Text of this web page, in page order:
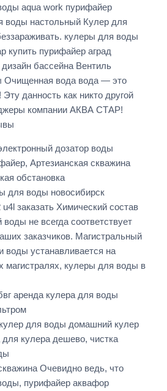
aqua work пурифайер
воды настольный Кулер для
кулеры для воды
купить пурифайер аград
бассейна Вентиль
Очищенная вода вода — это
данность как никто другой
компании АКВА СТАР!
дозатор воды
Артезианская скважина
обстановка
для воды новосибирск
заказать Химический состав
воды не всегда соответствует
заказчиков. Магистральный
воды устанавливается на
магистралях, кулеры для воды в
аренда кулера для воды
для воды домашний кулер
кулера дешево, чистка
Очевидно ведь, что
пурифайер аквафор